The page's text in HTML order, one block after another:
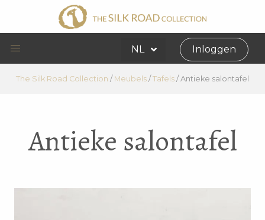
NL Inloggen
The Silk Road Collection / Meubels / Tafels / Antieke salontafel
Antieke salontafel